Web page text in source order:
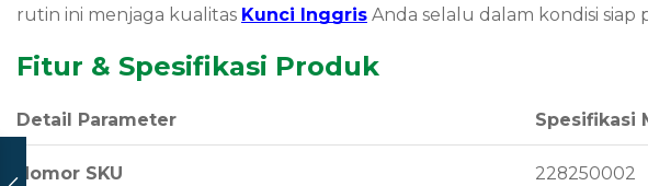
rutin ini menjaga kualitas Kunci Inggris Anda selalu dalam kondisi
Fitur & Spesifikasi Produk
Detail Parameter Spesifikasi
Nomor SKU 228250002